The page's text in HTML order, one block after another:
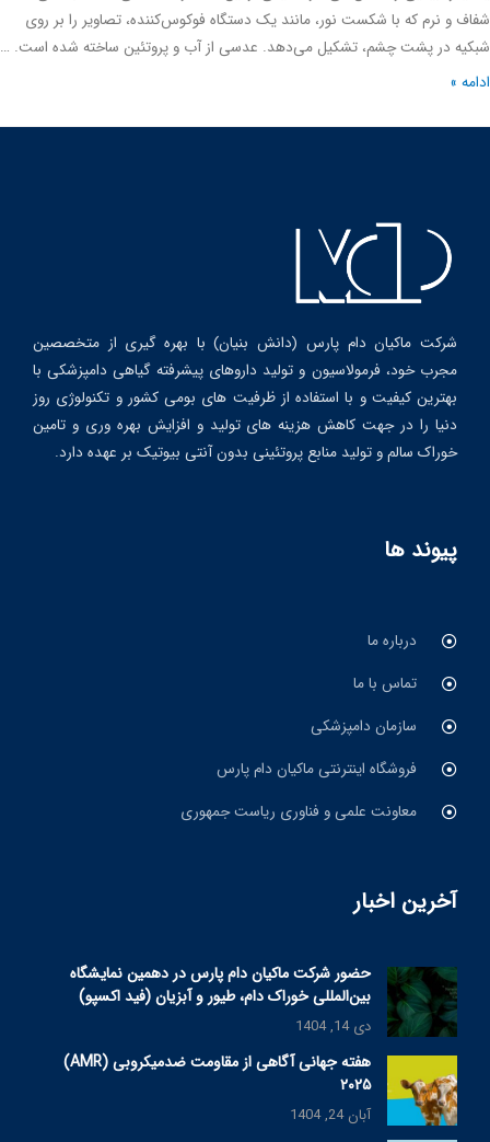
و نرم که با شکست نور، مانند یک دستگاه فوکوس‌کننده، تصاویر را بر روی
در پشت چشم، تشکیل می‌دهد. عدسی از آب و پروتئین ساخته شده است. …
»
شرکت ماکیان دام پارس (دانش بنیان) با بهره گیری از متخصصین
مجرب خود، فرمولاسیون و تولید داروهای پیشرفته گیاهی دامپزشکی با
بهترین کیفیت و با استفاده از ظرفیت های بومی کشور و تکنولوژی روز
دنیا را در جهت کاهش هزینه های تولید و افزایش بهره وری و تامین
خوراک سالم و تولید منابع پروتئینی بدون آنتی بیوتیک بر عهده دارد.
پیوند ها
درباره ما
تماس با ما
سازمان دامپزشکی
فروشگاه اینترنتی ماکیان دام پارس
معاونت علمی و فناوری ریاست جمهوری
آخرین اخبار
حضور شرکت ماکیان دام پارس در دهمین نمایشگاه
بین‌المللی خوراک دام، طیور و آبزیان (فید اکسپو)
دی 14, 1404
هفته جهانی آگاهی از مقاومت ضدمیکروبی (AMR)
۲۰۲۵
آبان 24, 1404